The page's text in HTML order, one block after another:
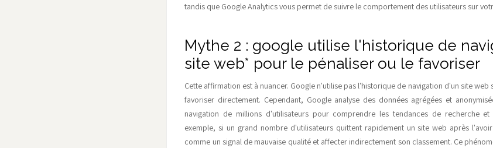
tandis que Google Analytics vous permet de suivre le comportement des utilisateurs sur
Mythe 2 : google utilise l'historique de
site web* pour le pénaliser ou le favoriser
Cette affirmation est à nuancer. Google n'utilise pas l'historique de navigation d'un site
favoriser directement. Cependant, Google analyse des données agrégées et
navigation de millions d'utilisateurs pour comprendre les tendances de recherche et
exemple, si un grand nombre d'utilisateurs quittent rapidement un site web après
comme un signal de mauvaise qualité et affecter indirectement son classement. Ce